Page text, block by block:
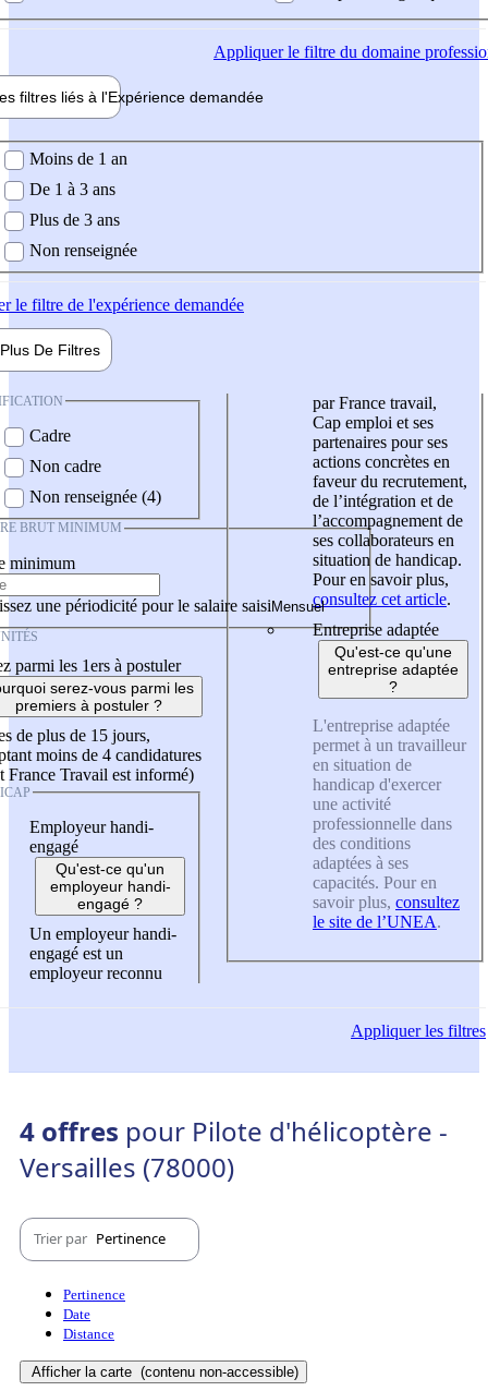
Appliquerle filtre du domaine
filtres liés à l'Expérience demandée
demandée
Moins de 1 an
De 1 à 3 ans
Plus de 3 ans
Non renseignée
le filtre de l'expérience demandée
Plus De Filtres
Cadre
Non cadre
Non renseignée (4)
BRUT MINIMUM
minimum
une périodicité pour le salaire saisi
parmi les 1ers à postuler
serez-vous parmi les
premiers à postuler ?
de plus de 15 jours,
moins de 4 candidatures
France Travail est informé)
Employeur handi-
engagé
Qu'est-ce qu'un
employeur handi-
engagé ?
Un employeur handi-
engagé est un
employeur reconnu
par France travail,
Cap emploi et ses
partenaires pour ses
actions concrètes en
faveur du recrutement,
de l’intégration et de
l’accompagnement de
ses collaborateurs en
situation de handicap.
Pour en savoir plus,
consultez cet article.
Entreprise adaptée
Qu'est-ce qu'une
entreprise adaptée
?
L'entreprise adaptée
permet à un travailleur
en situation de
handicap d'exercer
une activité
professionnelle dans
des conditions
adaptées à ses
capacités. Pour en
savoir plus, consultez
le site de l’UNEA.
Appliquerles filtres
4 offres pour Pilote d'hélicoptère -
Versailles (78000)
Trier par Pertinence
Pertinence
Date
Distance
Afficher la carte (contenu non-accessible)